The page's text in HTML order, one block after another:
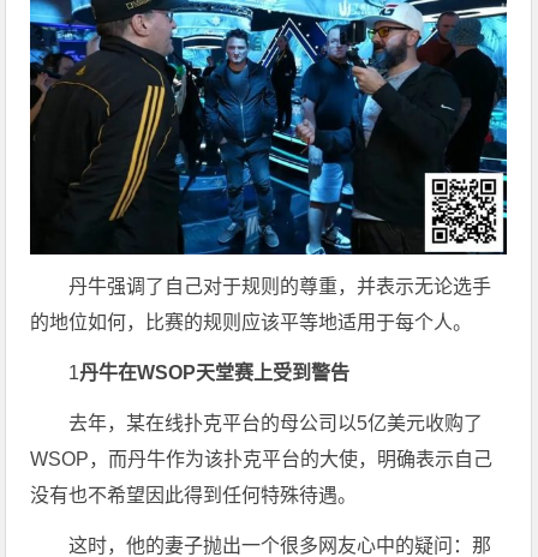
丹牛强调了自己对于规则的尊重，并表示无论选手
的地位如何，比赛的规则应该平等地适用于每个人。
1丹牛在WSOP天堂赛上受到警告
去年，某在线扑克平台的母公司以5亿美元收购了
WSOP，而丹牛作为该扑克平台的大使，明确表示自己
没有也不希望因此得到任何特殊待遇。
这时，他的妻子抛出一个很多网友心中的疑问：那